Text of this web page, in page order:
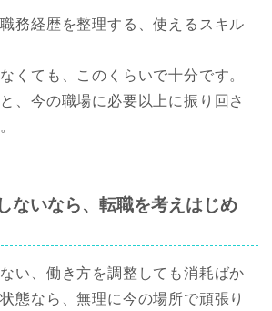
務経歴を整理する、使えるスキル
くても、このくらいで十分です。
、今の職場に必要以上に振り回さ
ないなら、転職を考えはじめ
い、働き方を調整しても消耗ばか
態なら、無理に今の場所で頑張り